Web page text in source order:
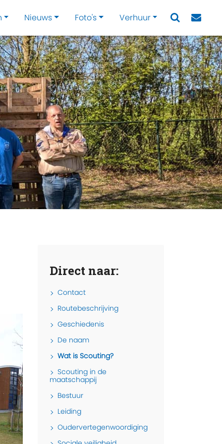
Nieuws Foto's Verhuur
Direct naar:
Contact
Routebeschrijving
Geschiedenis
De naam
Wat is Scouting?
Scouting in de
maatschappij
Bestuur
Leiding
Oudervertegenwoordiging